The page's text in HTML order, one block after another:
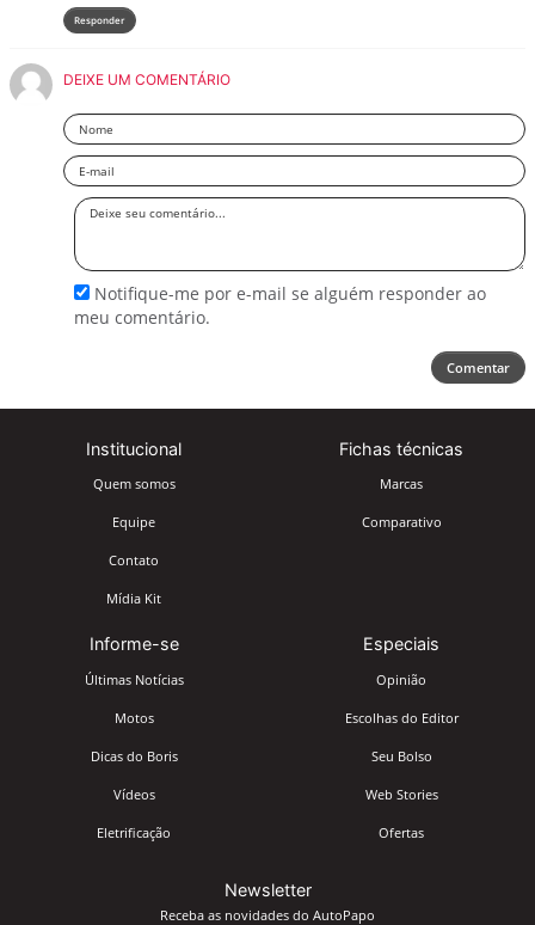
Responder
DEIXE UM COMENTÁRIO
Nome
Email
Deixe
Notifique-me por e-mail se alguém responder ao
meu comentário.
Comentar
Institucional
Quem somos
Equipe
Contato
Mídia Kit
Fichas técnicas
Marcas
Comparativo
Informe-se
Últimas Notícias
Motos
Dicas do Boris
Vídeos
Eletrificação
Especiais
Opinião
Escolhas do Editor
Seu Bolso
Web Stories
Ofertas
Newsletter
Receba as novidades do AutoPapo